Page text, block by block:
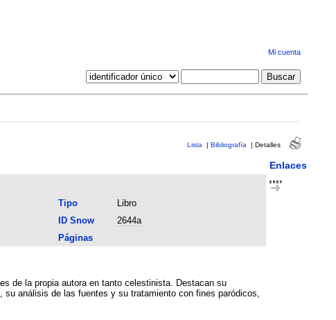
Mi cuenta
Lista | Bibliografía | Detalles
Enlaces
Tipo
Libro
ID Snow
2644a
Páginas
de la propia autora en tanto celestinista. Destacan su
análisis de las fuentes y su tratamiento con fines paródicos,